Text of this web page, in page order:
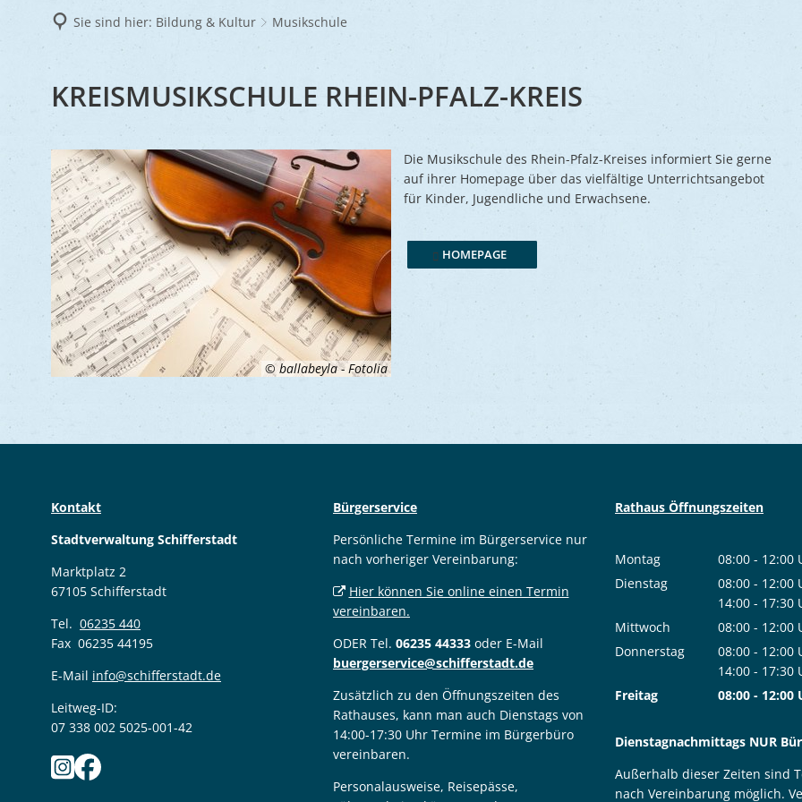
Zucht- und Tierschutz
Frühlingsmarkt
Ukraine Wir als Arbeitgeber
Sie sind hier: Bildung & Kultur Musikschule
MUSIKSCHULE
KREISMUSIKSCHULE RHEIN-PFALZ-KREIS
© ballabeyla - Fotolia
Die Musikschule des Rhein-Pfalz-Kreises informiert Sie gerne
auf ihrer Homepage über das vielfältige Unterrichtsangebot
für Kinder, Jugendliche und Erwachsene.
HOMEPAGE
Kontakt
Stadtverwaltung Schifferstadt
Marktplatz 2
67105 Schifferstadt
Tel. 06235 440
Fax 06235 44195
E-Mail info@schifferstadt.de
Leitweg-ID:
07 338 002 5025-001-42
Bürgerservice
Persönliche Termine im Bürgerservice nur
nach vorheriger Vereinbarung:
Hier können Sie online einen Termin
vereinbaren.
ODER Tel. 06235 44333 oder E-Mail
buergerservice@schifferstadt.de
Zusätzlich zu den Öffnungszeiten des
Rathauses, kann man auch Dienstags von
14:00-17:30 Uhr Termine im Bürgerbüro
vereinbaren.
Personalausweise, Reisepässe,
Rathaus Öffnungszeiten
Montag 08:00 - 12:00
Von 08:00 bis
Dienstag 08:00 - 12:00
Von 08:00 bis
14:00 - 17:30
Von 14:00 bis
Mittwoch 08:00 - 12:00
Von 08:00 bis
Donnerstag 08:00 - 12:00
Von 08:00 bis
14:00 - 17:30
Von 14:00 bis
Freitag 08:00 - 12:00
Dienstagnachmittags NUR
Außerhalb dieser Zeiten sind
nach Vereinbarung möglich.